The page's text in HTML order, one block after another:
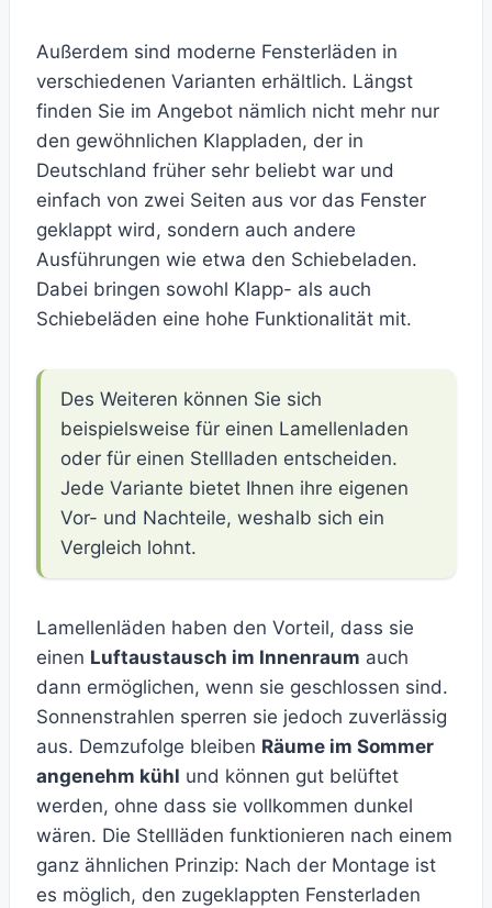
Außerdem sind moderne Fensterläden in
verschiedenen Varianten erhältlich. Längst
finden Sie im Angebot nämlich nicht mehr nur
den gewöhnlichen Klappladen, der in
Deutschland früher sehr beliebt war und
einfach von zwei Seiten aus vor das Fenster
geklappt wird, sondern auch andere
Ausführungen wie etwa den Schiebeladen.
Dabei bringen sowohl Klapp- als auch
Schiebeläden eine hohe Funktionalität mit.
Des Weiteren können Sie sich
beispielsweise für einen Lamellenladen
oder für einen Stellladen entscheiden.
Jede Variante bietet Ihnen ihre eigenen
Vor- und Nachteile, weshalb sich ein
Vergleich lohnt.
Lamellenläden haben den Vorteil, dass sie
einen Luftaustausch im Innenraum auch
dann ermöglichen, wenn sie geschlossen sind.
Sonnenstrahlen sperren sie jedoch zuverlässig
aus. Demzufolge bleiben Räume im Sommer
angenehm kühl und können gut belüftet
werden, ohne dass sie vollkommen dunkel
wären. Die Stellläden funktionieren nach einem
ganz ähnlichen Prinzip: Nach der Montage ist
es möglich, den zugeklappten Fensterladen